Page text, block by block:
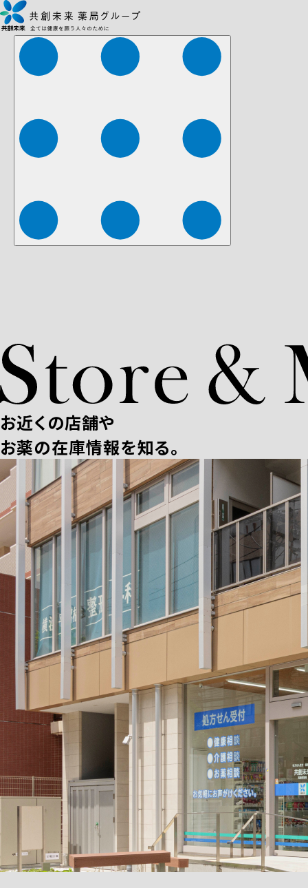
株式会社ファーマみらい 株式会社ストレチア
お近くの店舗や
お薬の在庫情報を知る。